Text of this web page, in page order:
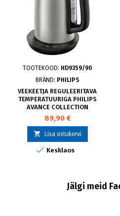
TOOTEKOOD: HD9359/90
BRÄND: PHILIPS
VEEKEETJA REGULEERITAVA
TEMPERATUURIGA PHILIPS
AVANCE COLLECTION
89,90 €
 Lisa ostukorvi
 Kesklaos
Jälgi meid